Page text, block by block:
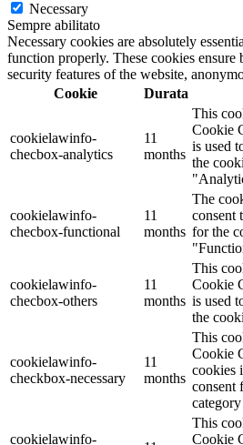
Necessary
Sempre abilitato
Necessary cookies are absolutely
function properly. These cookies ensure
security features of the website,
Cookie
Durata
cookielawinfo-
checbox-analytics
11
months
This
Cookie
is used
the
cookielawinfo-
checbox-functional
11
months
The
consent
for the
cookielawinfo-
checbox-others
11
months
This
Cookie
is used
the
cookielawinfo-
checkbox-necessary
11
months
This
Cookie
cookies
consent
cookielawinfo-
This
Cookie